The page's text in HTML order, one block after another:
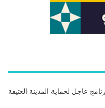
عاجل لحماية المدينة العتيقة